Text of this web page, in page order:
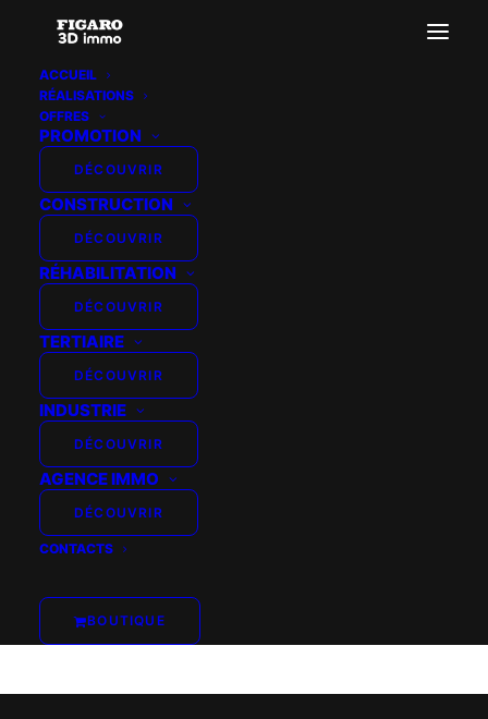
ACCUEIL
RÉALISATIONS
OFFRES
PROMOTION
DÉCOUVRIR
CONSTRUCTION
DÉCOUVRIR
RÉHABILITATION
DÉCOUVRIR
TERTIAIRE
DÉCOUVRIR
INDUSTRIE
DÉCOUVRIR
AGENCE IMMO
DÉCOUVRIR
CONTACTS
BOUTIQUE
Accueil Templates perspectives premium